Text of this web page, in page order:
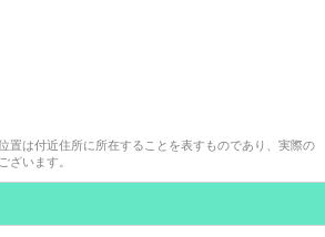
置は付近住所に所在することを表すものであり、実際の
ざいます。